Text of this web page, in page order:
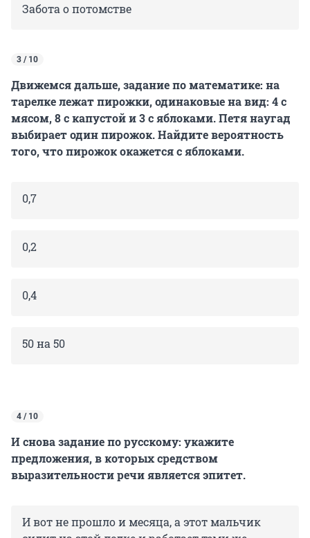
Забота о потомстве
3 / 10
Движемся дальше, задание по математике: на
тарелке лежат пирожки, одинаковые на вид: 4 с
мясом, 8 с капустой и 3 с яблоками. Петя наугад
выбирает один пирожок. Найдите вероятность
того, что пирожок окажется с яблоками.
0,7
0,2
0,4
50 на 50
4 / 10
И снова задание по русскому: укажите
предложения, в которых средством
выразительности речи является эпитет.
И вот не прошло и месяца, а этот мальчик